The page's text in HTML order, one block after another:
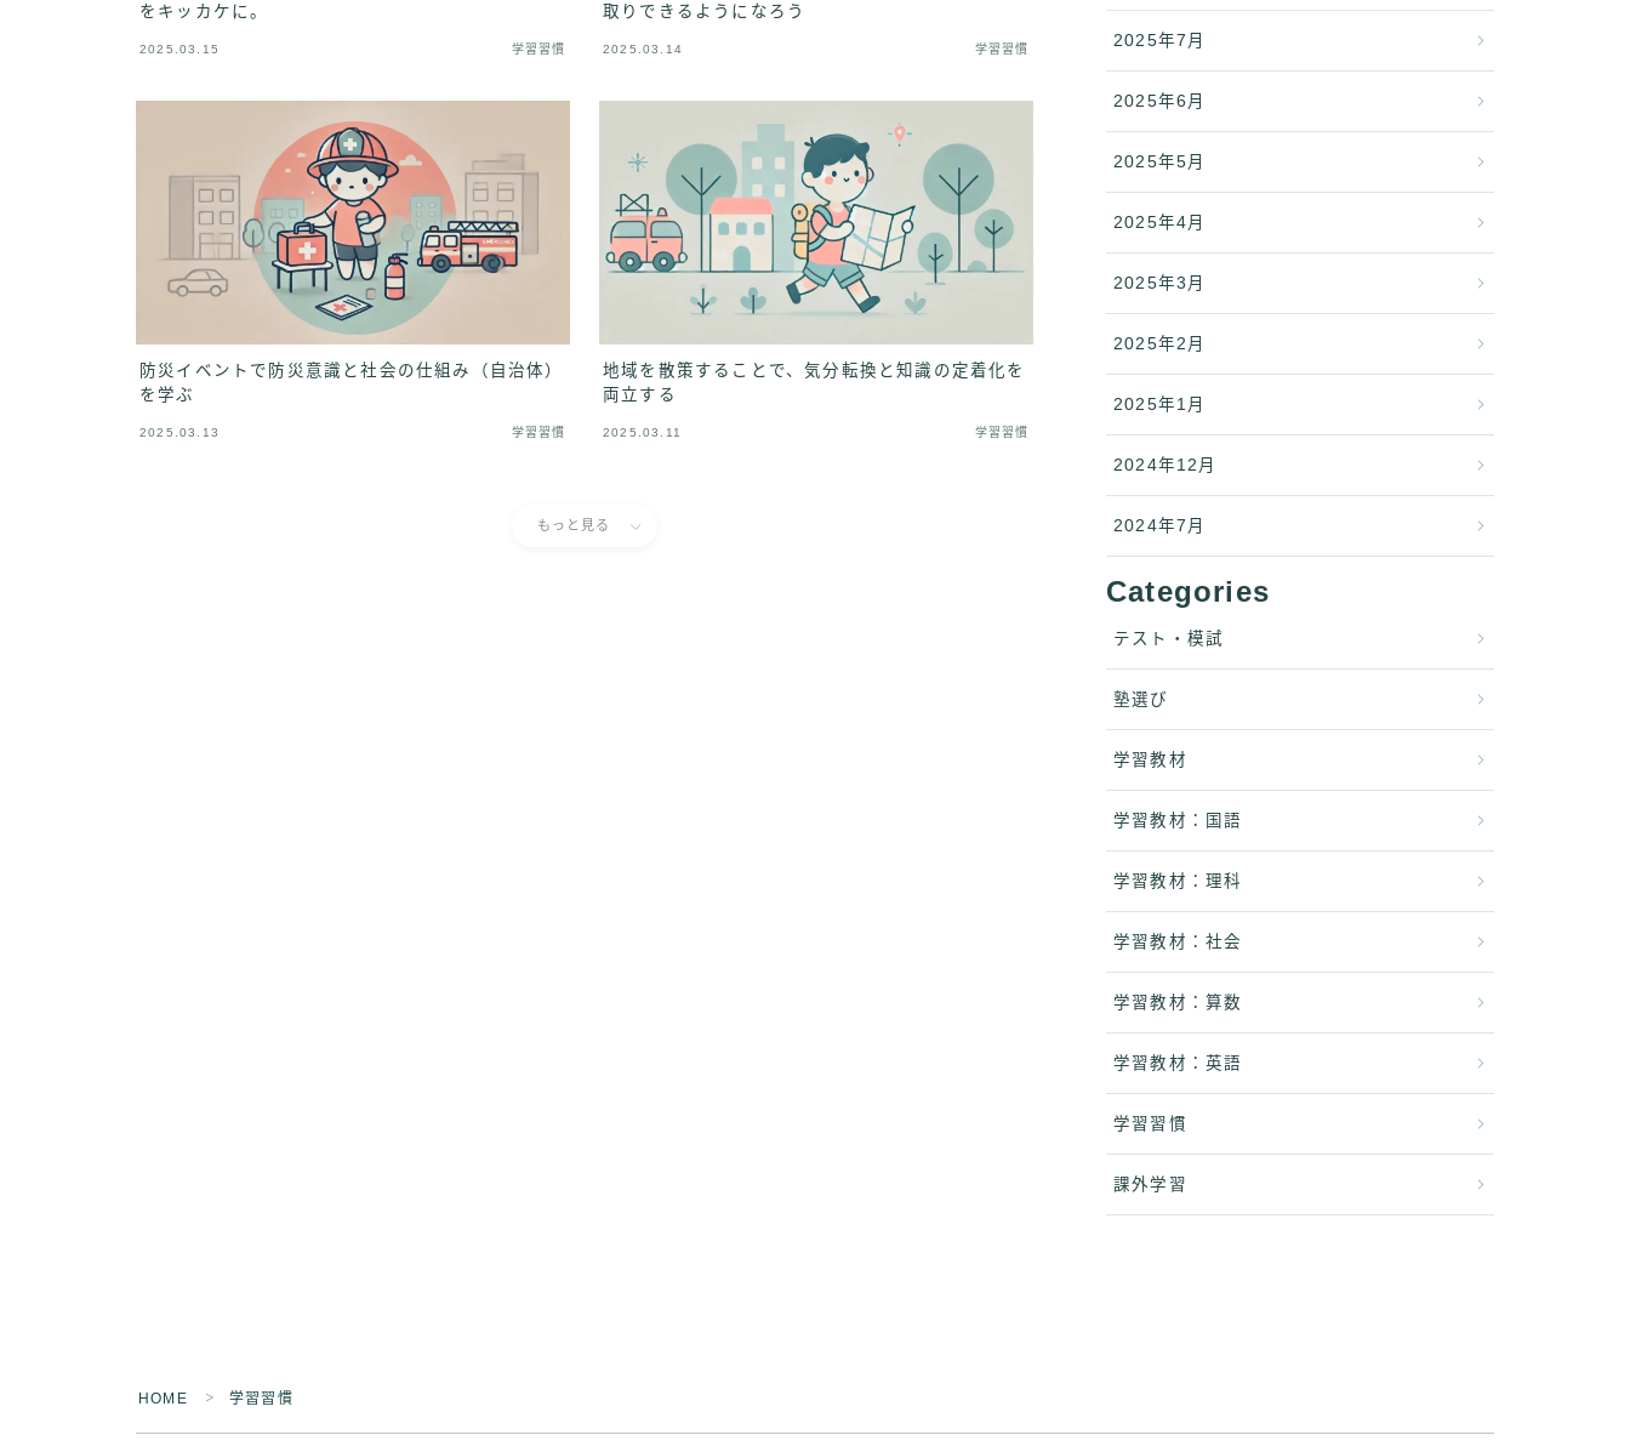
をキッカケに。
2025.03.15 学習習慣
取りできるようになろう
2025.03.14 学習習慣
防災イベントで防災意識と社会の仕組み（自治体）
を学ぶ
2025.03.13 学習習慣
地域を散策することで、気分転換と知識の定着化を
両立する
2025.03.11 学習習慣
もっと見る
2025年7月
2025年6月
2025年5月
2025年4月
2025年3月
2025年2月
2025年1月
2024年12月
2024年7月
Categories
テスト・模試
塾選び
学習教材
学習教材：国語
学習教材：理科
学習教材：社会
学習教材：算数
学習教材：英語
学習習慣
課外学習
HOME ＞ 学習習慣